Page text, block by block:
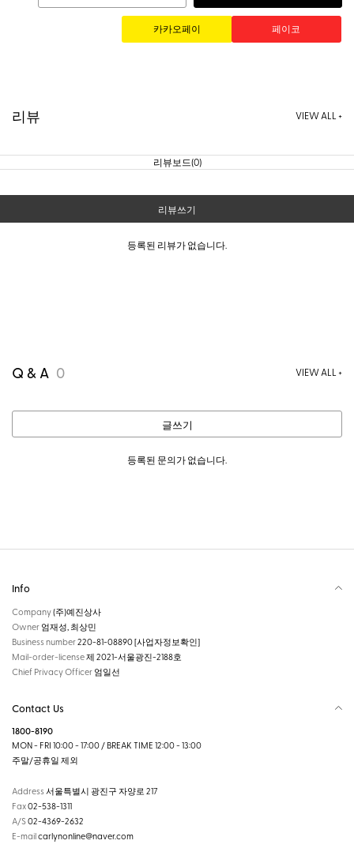
리뷰 VIEW ALL +
리뷰보드(0)
리뷰쓰기
등록된 리뷰가 없습니다.
Q & A 0 VIEW ALL +
글쓰기
등록된 문의가 없습니다.
Info
Company(주)예진상사
Owner 엄재성, 최상민
Business number220-81-08890[사업자정보확인]
Mail-order-license제 2021-서울광진-2188호
Chief Privacy Officer 엄일선
Contact Us
1800-8190
MON - FRI 10:00 - 17:00 / BREAK TIME 12:00 - 13:00
주말/공휴일 제외
Address서울특별시 광진구 자양로 217
Fax02-538-1311
A/S02-4369-2632
E-mailcarlynonline@naver.com